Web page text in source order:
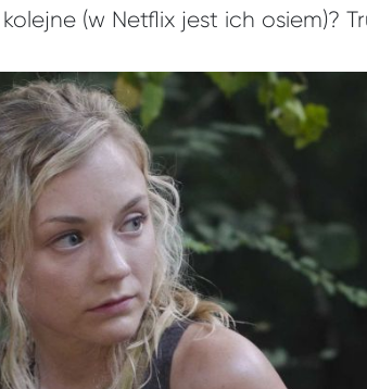
(w Netflix jest ich osiem)?